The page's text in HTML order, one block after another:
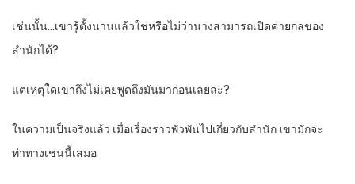
เช่นนั้น…เขารู้ตั้งนานแล้วใช่หรือไม่ว่านางสามารถเปิดค่ายกลของ
สำนักได้?
แต่เหตุใดเขาถึงไม่เคยพูดถึงมันมาก่อนเลยล่ะ?
ในความเป็นจริงแล้ว เมื่อเรื่องราวพัวพันไปเกี่ยวกับสำนัก เขามักจะ
ท่าทางเช่นนี้เสมอ